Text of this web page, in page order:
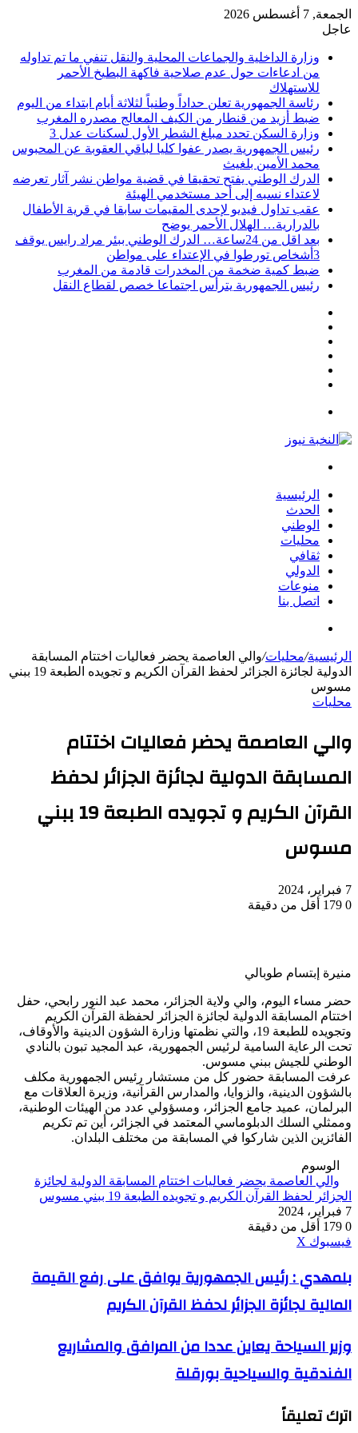
الجمعة, 7 أغسطس 2026
عاجل
وزارة الداخلية والجماعات المحلية والنقل تنفي ما تم تداوله
من ادعاءات حول عدم صلاحية فاكهة البطيخ الأحمر
للاستهلاك
رئاسة الجمهورية تعلن حداداً وطنياً لثلاثة أيام ابتداء من اليوم
ضبط أزيد من قنطار من الكيف المعالج مصدره المغرب
وزارة السكن تحدد مبلغ الشطر الأول لسكنات عدل 3
رئيس الجمهورية يصدر عفوا كليا لباقي العقوبة عن المحبوس
محمد الأمين بلغيث
الدرك الوطني يفتح تحقيقا في قضية مواطن نشر آثار تعرضه
لاعتداء نسبه إلى أحد مستخدمي الهيئة
عقب تداول فيديو لإحدى المقيمات سابقا في قرية الأطفال
بالدرارية… الهلال الأحمر يوضح
بعد اقل من 24ساعة… الدرك الوطني ببئر مراد رايس يوقف
3أشخاص تورطوا في الإعتداء على مواطن
ضبط كمية ضخمة من المخدرات قادمة من المغرب
رئيس الجمهورية يترأس اجتماعا خصص لقطاع النقل
الرئيسية
الحدث
الوطني
محليات
ثقافي
الدولي
منوعات
اتصل بنا
الرئيسية/محليات/والي العاصمة يحضر فعاليات اختتام المسابقة
الدولية لجائزة الجزائر لحفظ القرآن الكريم و تجويده الطبعة 19 ببني
مسوس
محليات
والي العاصمة يحضر فعاليات اختتام
المسابقة الدولية لجائزة الجزائر لحفظ
القرآن الكريم و تجويده الطبعة 19 ببني
مسوس
7 فبراير، 2024
0
أقل من دقيقة
منيرة إبتسام طوبالي
حضر مساء اليوم، والي ولاية الجزائر، محمد عبد النور رابحي، حفل
اختتام المسابقة الدولية لجائزة الجزائر لحفظة القرآن الكريم
وتجويده للطبعة 19، والتي نظمتها وزارة الشؤون الدينية والأوقاف،
تحت الرعاية السامية لرئيس الجمهورية، عبد المجيد تبون بالنادي
الوطني للجيش ببني مسوس.
عرفت المسابقة حضور كل من مستشار رئيس الجمهورية مكلف
بالشؤون الدينية، والزوايا، والمدارس القرآنية، وزيرة العلاقات مع
البرلمان، عميد جامع الجزائر، ومسؤولي عدد من الهيئات الوطنية،
وممثلي السلك الدبلوماسي المعتمد في الجزائر، أين تم تكريم
الفائزين الذين شاركوا في المسابقة من مختلف البلدان.
الوسوم
والي العاصمة يحضر فعاليات اختتام المسابقة الدولية لجائزة
الجزائر لحفظ القرآن الكريم و تجويده الطبعة 19 ببني مسوس
7 فبراير، 2024
0
أقل من دقيقة
فيسبوك ‫X
بلمهدي
:
رئيس
الجمهورية
على
القيمة
لجائزة
الجزائر
بلمهدي : رئيس الجمهورية يوافق على رفع القيمة
المالية لجائزة الجزائر لحفظ القرآن الكريم
وزير
السياحة
يعاين
المرافق
وزير السياحة يعاين عددا من المرافق والمشاريع
الفندقية والسياحية بورقلة
اترك تعليقاً